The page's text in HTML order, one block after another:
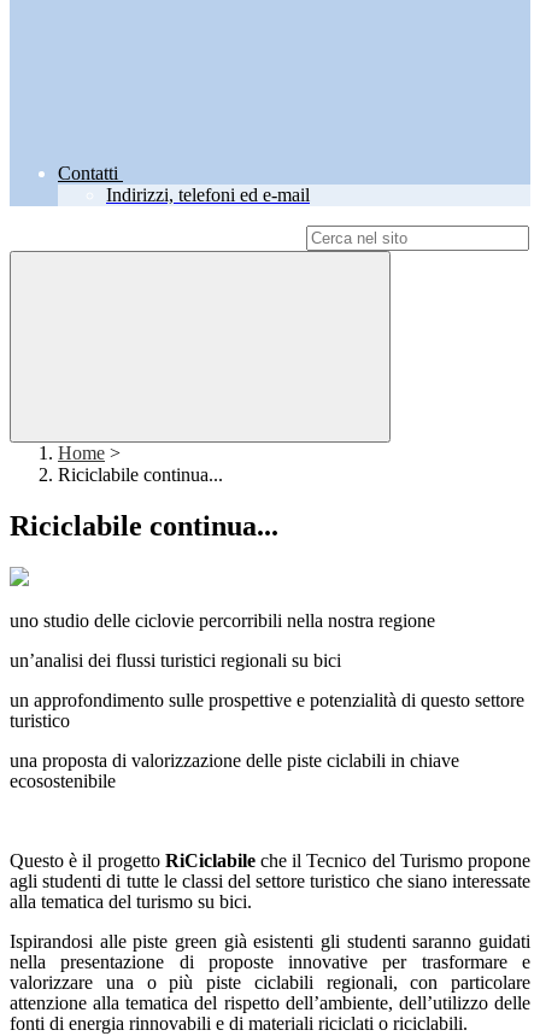
Contatti
Indirizzi, telefoni ed e-mail
Home >
Riciclabile continua...
Riciclabile continua...
uno studio delle ciclovie percorribili nella nostra regione
un’analisi dei flussi turistici regionali su bici
un approfondimento sulle prospettive e potenzialità di questo settore
turistico
una proposta di valorizzazione delle piste ciclabili in chiave
ecosostenibile
Questo è il progetto RiCiclabileche il Tecnico del Turismo propone
agli studenti di tutte le classi del settore turistico che siano interessate
alla tematica del turismo su bici.
Ispirandosi alle piste green già esistenti gli studenti saranno guidati
nella presentazione di proposte innovative per trasformare e
valorizzare una o più piste ciclabili regionali, con particolare
attenzione alla tematica del rispetto dell’ambiente, dell’utilizzo delle
fonti di energia rinnovabili e di materiali riciclati o riciclabili.